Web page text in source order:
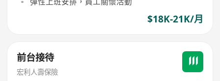
$18K-21K/月
前台接待
宏利人壽保險